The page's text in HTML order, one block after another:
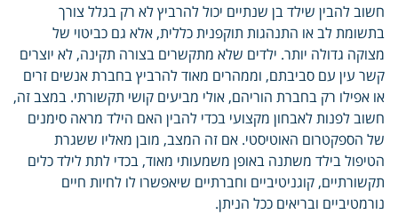
חשוב להבין שילד בן שנתיים יכול להרביץ לא רק בגלל צורך
בתשומת לב או התנהגות תוקפנית כללית, אלא גם כביטוי של
מצוקה גדולה יותר. ילדים שלא מתקשרים בצורה תקינה, לא יוצרים
קשר עין עם סביבתם, וממהרים מאוד להרביץ בחברת אנשים זרים
או אפילו רק בחברת הוריהם, אולי מביעים קושי תקשורתי. במצב זה,
חשוב לפנות לאבחון מקצועי בכדי להבין האם הילד מראה סימנים
של הספקטרום האוטיסטי. אם זה המצב, מובן מאליו ששגרת
הטיפול בילד משתנה באופן משמעותי מאוד, בכדי לתת לילד כלים
תקשורתיים, קוגניטיביים וחברתיים שיאפשרו לו לחיות חיים
נורמטיביים ובריאים ככל הניתן.